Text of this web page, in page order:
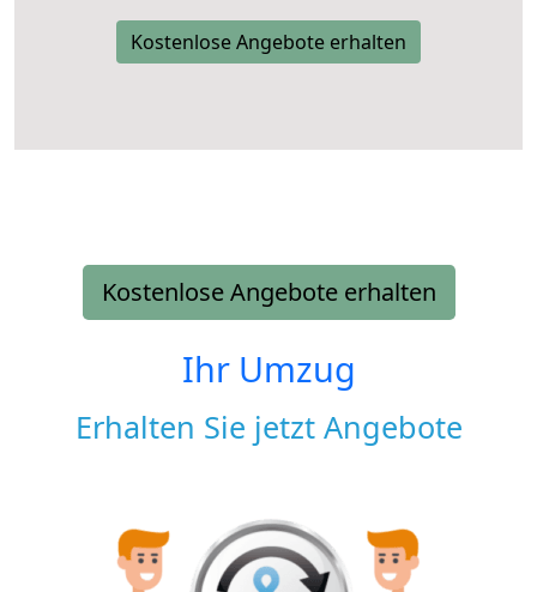
Kostenlose Angebote erhalten
Kostenlose Angebote erhalten
Ihr Umzug
Erhalten Sie jetzt Angebote